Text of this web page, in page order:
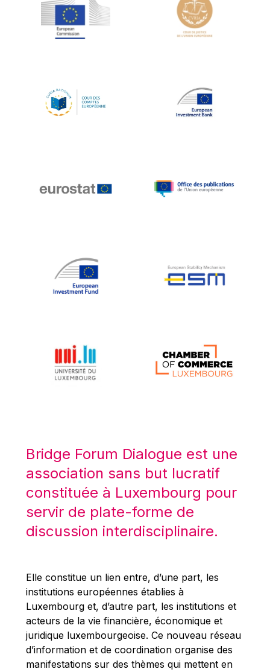
Jean-Louis Schiltz
Jean-Victor Louis
Johnny Åkerholm
Katharien L.C. Hunt
Klaus-Heiner Lehne
Koen LENAERTS
Lars Heikensten
Lucas Papademos
Máire Geoghegan-Quinn
Mario Centeno
Mario Monti
Maroš ŠEFČOVIČ
Martin Bailey
Martine Reicherts
Michael Sohlman
Michel Goedert
Mireille Delmas-Marty
Nobuo Tanaka
Otmar Issing
Bridge Forum Dialogue est une
association sans but lucratif
constituée à Luxembourg pour
servir de plate-forme de
discussion interdisciplinaire.
Elle constitue un lien entre, d’une part, les
institutions européennes établies à
Luxembourg et, d’autre part, les institutions et
acteurs de la vie financière, économique et
juridique luxembourgeoise. Ce nouveau réseau
d’information et de coordination organise des
manifestations sur des thèmes qui mettent en